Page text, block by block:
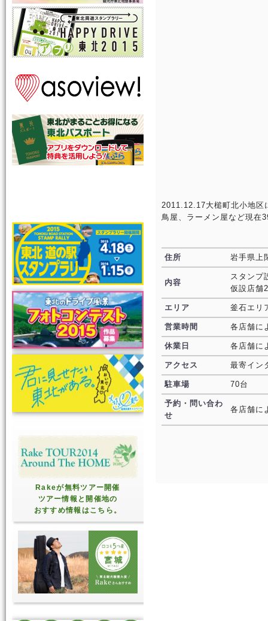
Rakeが無料ツアー開催
ツアー情報と開催地の
おすすめ情報はこちら。
2011.12.17大槌町北小地区
鳥屋、ラーメン屋など現在
住所 岩手県上
内容
スタンプ
仮設店舗
エリア 釜石エリ
営業時間 各店舗に
休業日 各店舗に
アクセス 最寄イン
駐車場 70台
予約・問い合わ
せ
各店舗に